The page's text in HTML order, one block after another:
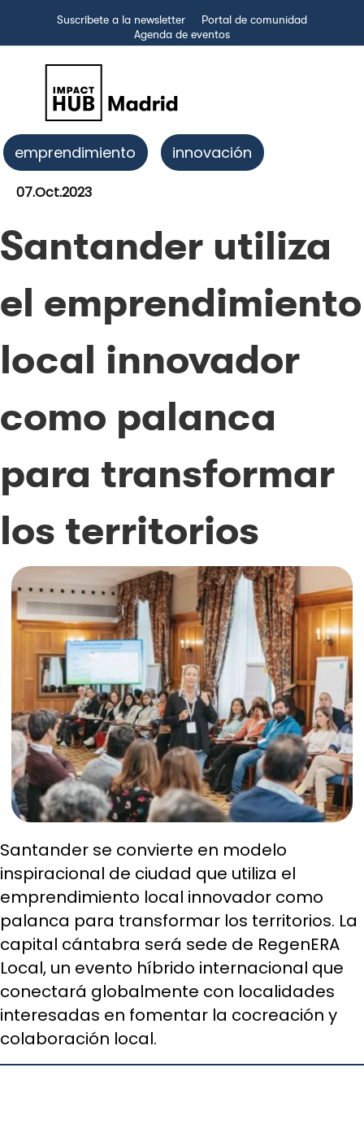
Suscríbete a la newsletter
Portal de comunidad
Agenda de eventos
emprendimiento innovación
07.Oct.2023
Santander utiliza
el emprendimiento
local innovador
como palanca
para transformar
los territorios
Santander se convierte en modelo
inspiracional de ciudad que utiliza el
emprendimiento local innovador como
palanca para transformar los territorios. La
capital cántabra será sede de RegenERA
Local, un evento híbrido internacional que
conectará globalmente con localidades
interesadas en fomentar la cocreación y
colaboración local.